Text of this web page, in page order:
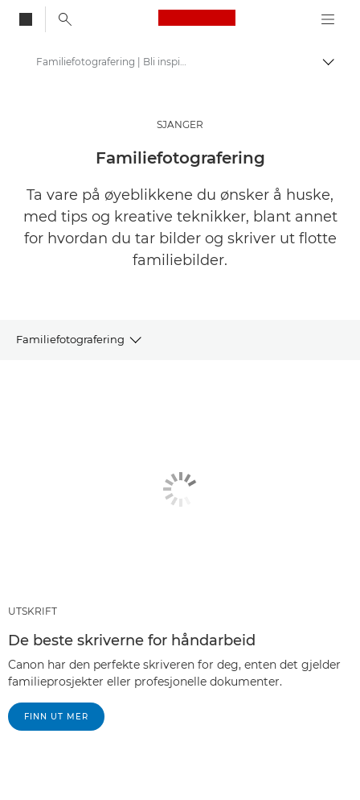
Canon Logo, back
Get Inspired | Tips for fotografering og utskrift og kjøpsveiledninger
Historier om fotografering og kreativitet
Familiefotografering | Bli inspirert
SJANGER
Familiefotografering
Ta vare på øyeblikkene du ønsker å huske,
med tips og kreative teknikker, blant annet
for hvordan du tar bilder og skriver ut flotte
familiebilder.
Familiefotografering
UTSKRIFT
De beste skriverne for håndarbeid
Canon har den perfekte skriveren for deg, enten det gjelder
familieprosjekter eller profesjonelle dokumenter.
FINN UT MER